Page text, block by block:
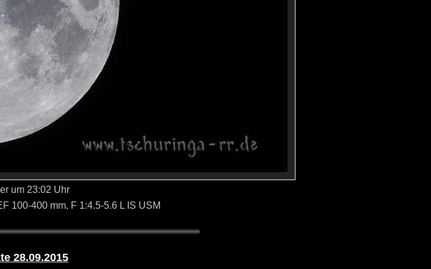
um 23:02 Uhr
100-400 mm, F 1:4.5-5.6 L IS USM
28.09.2015